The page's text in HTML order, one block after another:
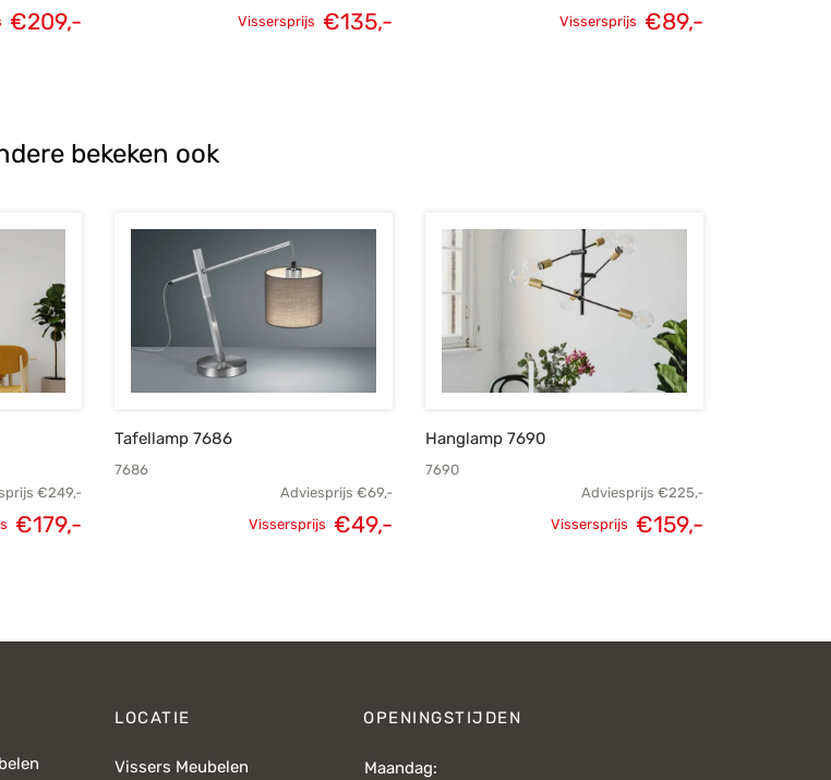
€209,-
Vissersprijs €135,-
Vissersprijs €89,-
bekeken ook
€249,-
€179,-
Tafellamp 7686
7686
Adviesprijs €69,-
Vissersprijs €49,-
Hanglamp 7690
7690
Adviesprijs €225,-
Vissersprijs €159,-
LOCATIE
Vissers Meubelen
OPENINGSTIJDEN
Maandag: